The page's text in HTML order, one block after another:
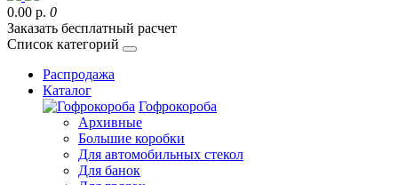
0.00 р. 0
Заказать бесплатный расчет
Список категорий
Распродажа
Каталог
Гофрокороба
Архивные
Большие коробки
Для автомобильных стекол
Для банок